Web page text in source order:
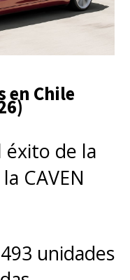
en Chile
éxito de la
CAVEN
493 unidades